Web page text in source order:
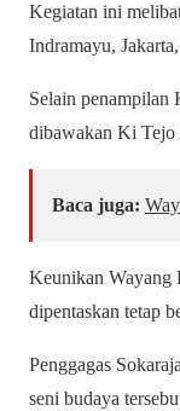
Kegiatan ini
Indramayu,
Selain penampilan
dibawakan Ki Tejo
Baca juga:
Keunikan Wayang
dipentaskan tetap
Penggagas
seni budaya